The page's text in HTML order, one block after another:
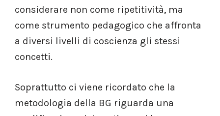
considerare non come ripetitività, ma
come strumento pedagogico che affronta
a diversi livelli di coscienza gli stessi
concetti.
Soprattutto ci viene ricordato che la
metodologia della BG riguarda una